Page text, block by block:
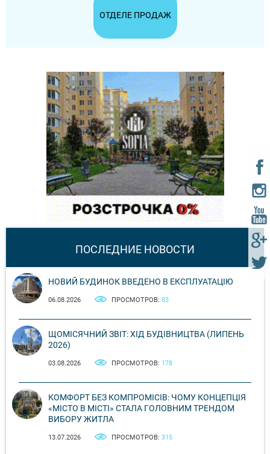
ОТДЕЛЕ ПРОДАЖ
ПОСЛЕДНИЕ НОВОСТИ
НОВИЙ БУДИНОК ВВЕДЕНО В ЕКСПЛУАТАЦІЮ
06.08.2026 ПРОСМОТРОВ: 83
ЩОМІСЯЧНИЙ ЗВІТ: ХІД БУДІВНИЦТВА (ЛИПЕНЬ
2026)
03.08.2026 ПРОСМОТРОВ: 178
КОМФОРТ БЕЗ КОМПРОМІСІВ: ЧОМУ КОНЦЕПЦІЯ
«МІСТО В МІСТІ» СТАЛА ГОЛОВНИМ ТРЕНДОМ
ВИБОРУ ЖИТЛА
13.07.2026 ПРОСМОТРОВ: 315